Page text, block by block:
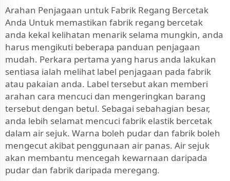
Arahan Penjagaan untuk Fabrik Regang Bercetak
Anda Untuk memastikan fabrik regang bercetak
anda kekal kelihatan menarik selama mungkin, anda
harus mengikuti beberapa panduan penjagaan
mudah. Perkara pertama yang harus anda lakukan
sentiasa ialah melihat label penjagaan pada fabrik
atau pakaian anda. Label tersebut akan memberi
arahan cara mencuci dan mengeringkan barang
tersebut dengan betul. Sebagai sebahagian besar,
anda lebih selamat mencuci fabrik elastik bercetak
dalam air sejuk. Warna boleh pudar dan fabrik boleh
mengecut akibat penggunaan air panas. Air sejuk
akan membantu mencegah kewarnaan daripada
pudar dan fabrik daripada meregang.